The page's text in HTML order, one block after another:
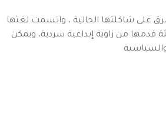
على شاكلتها الحالية ، واتسمت لغتها
قدمها من زاوية إبداعية سردية، ويمكن
والسياسية